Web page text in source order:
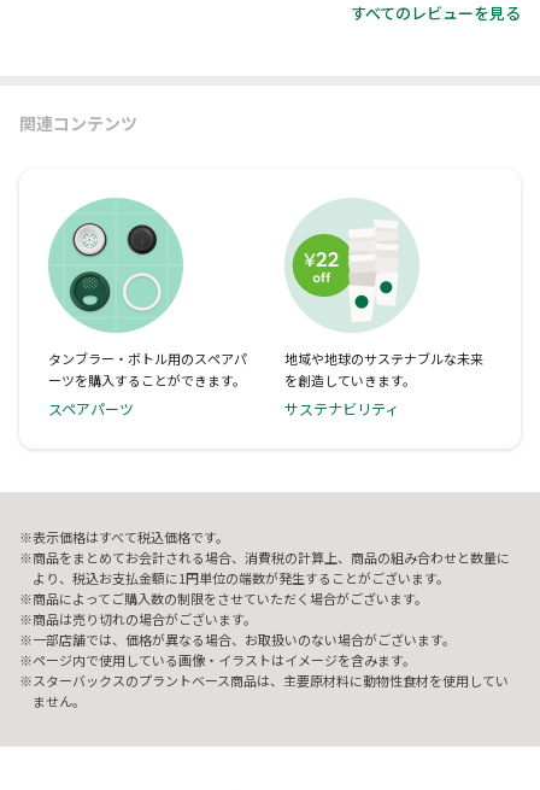
すべてのレビューを見る
関連コンテンツ
タンブラー・ボトル用のスペアパ
ーツを購入することができます。
スペアパーツ
地域や地球のサステナブルな未来
を創造していきます。
サステナビリティ
表示価格はすべて税込価格です。
商品をまとめてお会計される場合、消費税の計算上、商品の組み合わせと数量に
より、税込お支払金額に1円単位の端数が発生することがございます。
商品によってご購入数の制限をさせていただく場合がございます。
商品は売り切れの場合がございます。
一部店舗では、価格が異なる場合、お取扱いのない場合がございます。
ページ内で使用している画像・イラストはイメージを含みます。
スターバックスのプラントベース商品は、主要原材料に動物性食材を使用してい
ません。